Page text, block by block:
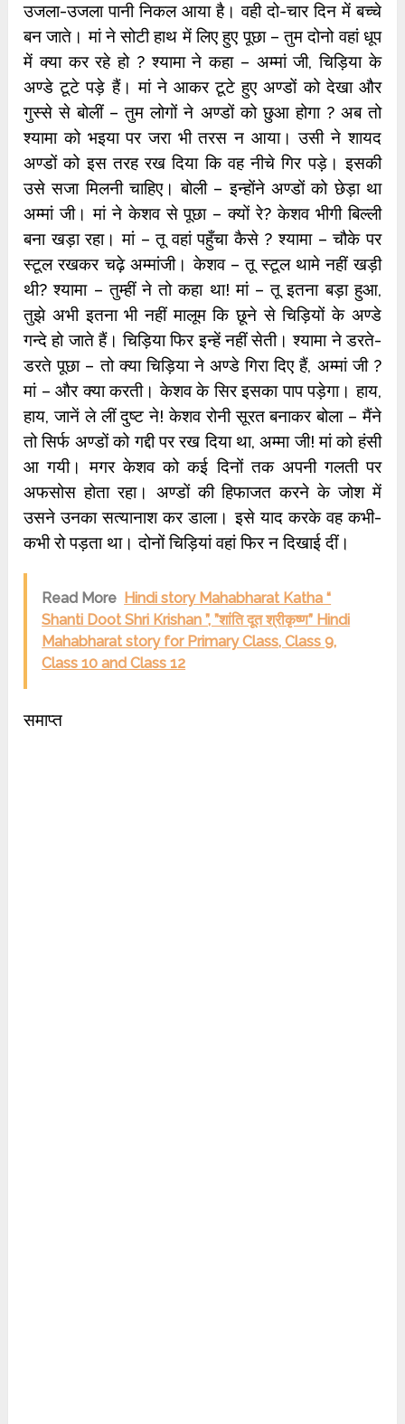
उजला-उजला पानी निकल आया है। वही दो-चार दिन में बच्चे
बन जाते। मां ने सोटी हाथ में लिए हुए पूछा – तुम दोनो वहां धूप
में क्या कर रहे हो ? श्यामा ने कहा – अम्मां जी, चिड़िया के
अण्डे टूटे पड़े हैं। मां ने आकर टूटे हुए अण्डों को देखा और
गुस्से से बोलीं – तुम लोगों ने अण्डों को छुआ होगा ? अब तो
श्यामा को भइया पर जरा भी तरस न आया। उसी ने शायद
अण्डों को इस तरह रख दिया कि वह नीचे गिर पड़े। इसकी
उसे सजा मिलनी चाहिए। बोली – इन्होंने अण्डों को छेड़ा था
अम्मां जी। मां ने केशव से पूछा – क्यों रे? केशव भीगी बिल्ली
बना खड़ा रहा। मां – तू वहां पहुँचा कैसे ? श्यामा – चौके पर
स्टूल रखकर चढ़े अम्मांजी। केशव – तू स्टूल थामे नहीं खड़ी
थी? श्यामा – तुम्हीं ने तो कहा था! मां – तू इतना बड़ा हुआ,
तुझे अभी इतना भी नहीं मालूम कि छूने से चिड़ियों के अण्डे
गन्दे हो जाते हैं। चिड़िया फिर इन्हें नहीं सेती। श्यामा ने डरते-
डरते पूछा – तो क्या चिड़िया ने अण्डे गिरा दिए हैं, अम्मां जी ?
मां – और क्या करती। केशव के सिर इसका पाप पड़ेगा। हाय,
हाय, जानें ले लीं दुष्ट ने! केशव रोनी सूरत बनाकर बोला – मैंने
तो सिर्फ अण्डों को गद्दी पर रख दिया था, अम्मा जी! मां को हंसी
आ गयी। मगर केशव को कई दिनों तक अपनी गलती पर
अफसोस होता रहा। अण्डों की हिफाजत करने के जोश में
उसने उनका सत्यानाश कर डाला। इसे याद करके वह कभी-
कभी रो पड़ता था। दोनों चिड़ियां वहां फिर न दिखाई दीं।
Read More Hindi story Mahabharat Katha “
Shanti Doot Shri Krishan ”, ”शांति दूत श्रीकृष्ण” Hindi
Mahabharat story for Primary Class, Class 9,
Class 10 and Class 12
समाप्त